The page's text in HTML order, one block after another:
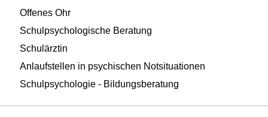
Offenes Ohr
Schulpsychologische Beratung
Schulärztin
Anlaufstellen in psychischen Notsituationen
Schulpsychologie - Bildungsberatung